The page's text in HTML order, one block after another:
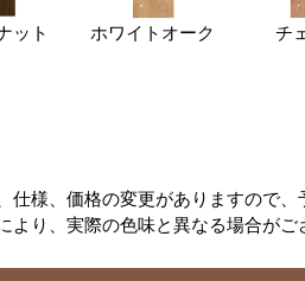
ット ホワイトオーク チ
仕様、価格の変更がありますので、
より、実際の色味と異なる場合がご